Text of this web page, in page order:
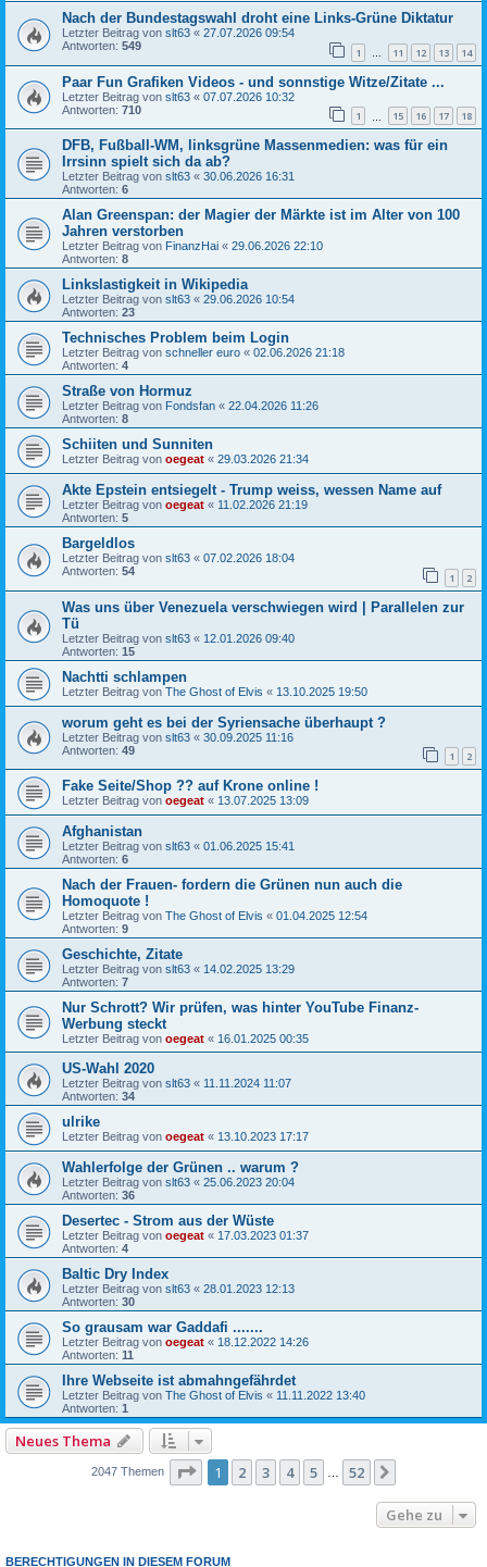
Nach der Bundestagswahl droht eine Links-Grüne Diktatur
Letzter Beitrag von slt63 « 27.07.2026 09:54
Antworten: 549 1 … 11 12 13 14
Paar Fun Grafiken Videos - und sonnstige Witze/Zitate ...
Letzter Beitrag von slt63 « 07.07.2026 10:32
Antworten: 710 1 15 16 17 18
DFB, Fußball-WM, linksgrüne Massenmedien: was für ein
Irrsinn spielt sich da ab?
Letzter Beitrag von slt63 « 30.06.2026 16:31
Antworten: 6
Alan Greenspan: der Magier der Märkte ist im Alter von 100
Jahren verstorben
Letzter Beitrag von FinanzHai « 29.06.2026 22:10
Antworten: 8
Linkslastigkeit in Wikipedia
Letzter Beitrag von slt63 « 29.06.2026 10:54
Antworten: 23
Technisches Problem beim Login
Letzter Beitrag von schneller euro « 02.06.2026 21:18
Antworten: 4
Straße von Hormuz
Letzter Beitrag von Fondsfan « 22.04.2026 11:26
Antworten: 8
Schiiten und Sunniten
Letzter Beitrag von oegeat « 29.03.2026 21:34
Akte Epstein entsiegelt - Trump weiss, wessen Name auf
Letzter Beitrag von oegeat « 11.02.2026 21:19
Antworten: 5
Bargeldlos
Letzter Beitrag von slt63 « 07.02.2026 18:04
Antworten: 54 1 2
Was uns über Venezuela verschwiegen wird | Parallelen zur
Tü
Letzter Beitrag von slt63 « 12.01.2026 09:40
Antworten: 15
Nachtti schlampen
Letzter Beitrag von The Ghost of Elvis « 13.10.2025 19:50
worum geht es bei der Syriensache überhaupt ?
Letzter Beitrag von slt63 « 30.09.2025 11:16
Antworten: 49 1 2
Fake Seite/Shop ?? auf Krone online !
Letzter Beitrag von oegeat « 13.07.2025 13:09
Afghanistan
Letzter Beitrag von slt63 « 01.06.2025 15:41
Antworten: 6
Nach der Frauen- fordern die Grünen nun auch die
Homoquote !
Letzter Beitrag von The Ghost of Elvis « 01.04.2025 12:54
Antworten: 9
Geschichte, Zitate
Letzter Beitrag von slt63 « 14.02.2025 13:29
Antworten: 7
Nur Schrott? Wir prüfen, was hinter YouTube Finanz-
Werbung steckt
Letzter Beitrag von oegeat « 16.01.2025 00:35
US-Wahl 2020
Letzter Beitrag von slt63 « 11.11.2024 11:07
Antworten: 34
ulrike
Letzter Beitrag von oegeat « 13.10.2023 17:17
Wahlerfolge der Grünen .. warum ?
Letzter Beitrag von slt63 « 25.06.2023 20:04
Antworten: 36
Desertec - Strom aus der Wüste
Letzter Beitrag von oegeat « 17.03.2023 01:37
Antworten: 4
Baltic Dry Index
Letzter Beitrag von slt63 « 28.01.2023 12:13
Antworten: 30
So grausam war Gaddafi .......
Letzter Beitrag von oegeat « 18.12.2022 14:26
Antworten: 11
Ihre Webseite ist abmahngefährdet
Letzter Beitrag von The Ghost of Elvis « 11.11.2022 13:40
Antworten: 1
Neues Thema
2047 Themen Seite 1von 52
1 2 3 4 5 … 52
Gehe zu
BERECHTIGUNGEN IN DIESEM FORUM